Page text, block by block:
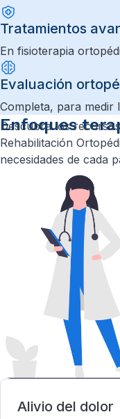
Tratamientos
En fisioterapia
Evaluación
Completa, para medir
Enfoques
Descubra los
Rehabilitación
necesidades de cada
Alivio del dolor